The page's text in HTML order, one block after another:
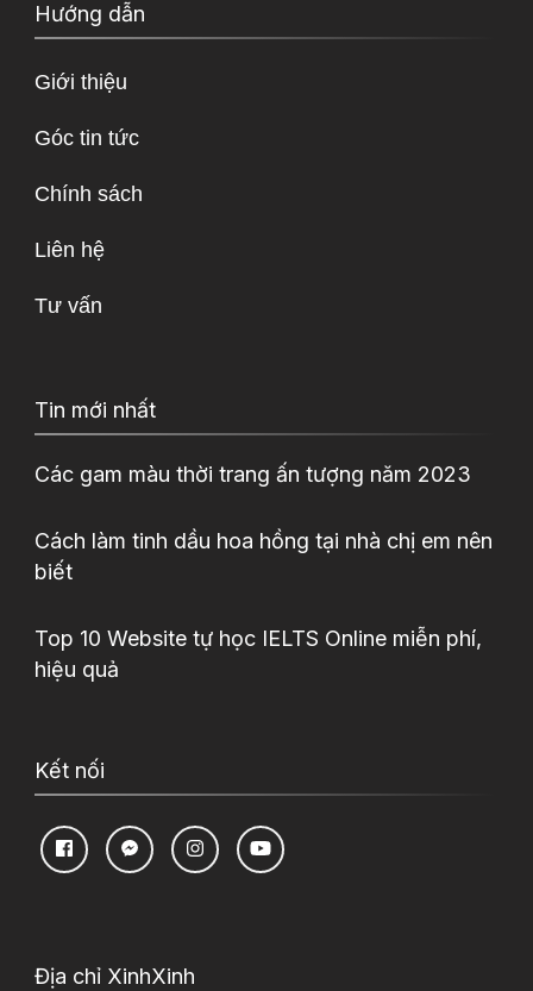
Hướng dẫn
Giới thiệu
Góc tin tức
Chính sách
Liên hệ
Tư vấn
Tin mới nhất
Các gam màu thời trang ấn tượng năm 2023
Cách làm tinh dầu hoa hồng tại nhà chị em nên
biết
Top 10 Website tự học IELTS Online miễn phí,
hiệu quả
Kết nối
Địa chỉ XinhXinh